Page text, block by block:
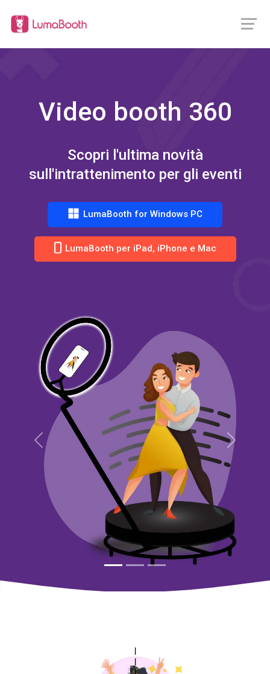
Video booth 360
Scopri l'ultima novità
sull'intrattenimento per gli eventi
LumaBooth for Windows PC
LumaBooth per iPad, iPhone e Mac